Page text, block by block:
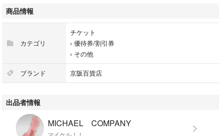
商品情報
カテゴリ
チケット
› 優待券/割引券
› その他
ブランド 京阪百貨店
出品者情報
MICHAEL COMPANY
マイケル！！